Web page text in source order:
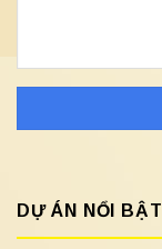
DỰ ÁN NỔI BẬT